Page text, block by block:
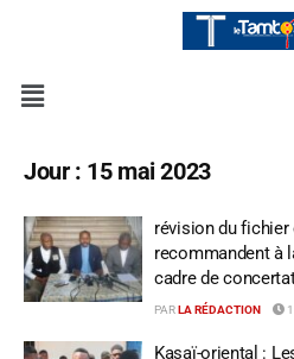
Jour : 15 mai 2023
révision du fichier
recommandent à
cadre de
PAR LA RÉDACTION
Kasaï-oriental :